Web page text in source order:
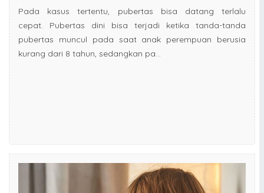
Pada kasus tertentu, pubertas bisa datang terlalu
cepat. Pubertas dini bisa terjadi ketika tanda-tanda
pubertas muncul pada saat anak perempuan berusia
kurang dari 8 tahun, sedangkan pa...